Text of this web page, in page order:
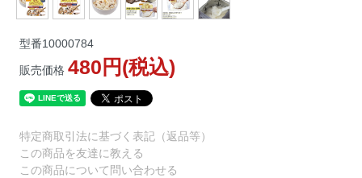
型番10000784
販売価格480円(税込)
特定商取引法に基づく表記（返品等）
この商品を友達に教える
この商品について問い合わせる